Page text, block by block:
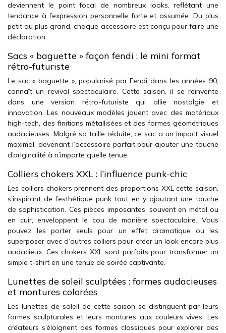
deviennent le point focal de nombreux looks, reflétant une
tendance à l’expression personnelle forte et assumée. Du plus
petit au plus grand, chaque accessoire est conçu pour faire une
déclaration.
Sacs « baguette » façon fendi : le mini format
rétro-futuriste
Le sac « baguette », popularisé par Fendi dans les années 90,
connaît un revival spectaculaire. Cette saison, il se réinvente
dans une version rétro-futuriste qui allie nostalgie et
innovation. Les nouveaux modèles jouent avec des matériaux
high-tech, des finitions métallisées et des formes géométriques
audacieuses. Malgré sa taille réduite, ce sac a un impact visuel
maximal, devenant l’accessoire parfait pour ajouter une touche
d’originalité à n’importe quelle tenue.
Colliers chokers XXL : l’influence punk-chic
Les colliers chokers prennent des proportions XXL cette saison,
s’inspirant de l’esthétique punk tout en y ajoutant une touche
de sophistication. Ces pièces imposantes, souvent en métal ou
en cuir, enveloppent le cou de manière spectaculaire. Vous
pouvez les porter seuls pour un effet dramatique ou les
superposer avec d’autres colliers pour créer un look encore plus
audacieux. Ces chokers XXL sont parfaits pour transformer un
simple t-shirt en une tenue de soirée captivante.
Lunettes de soleil sculptées : formes audacieuses
et montures colorées
Les lunettes de soleil de cette saison se distinguent par leurs
formes sculpturales et leurs montures aux couleurs vives. Les
créateurs s’éloignent des formes classiques pour explorer des